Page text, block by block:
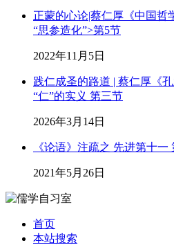
正蒙的心论|蔡仁厚《中国哲
“思参造化”>第5节
2022年11月5日
践仁成圣的路道 | 蔡仁厚《
“仁”的实义 第三节
2026年3月14日
《论语》注疏之 先进第十一
2021年5月26日
首页
本站搜索